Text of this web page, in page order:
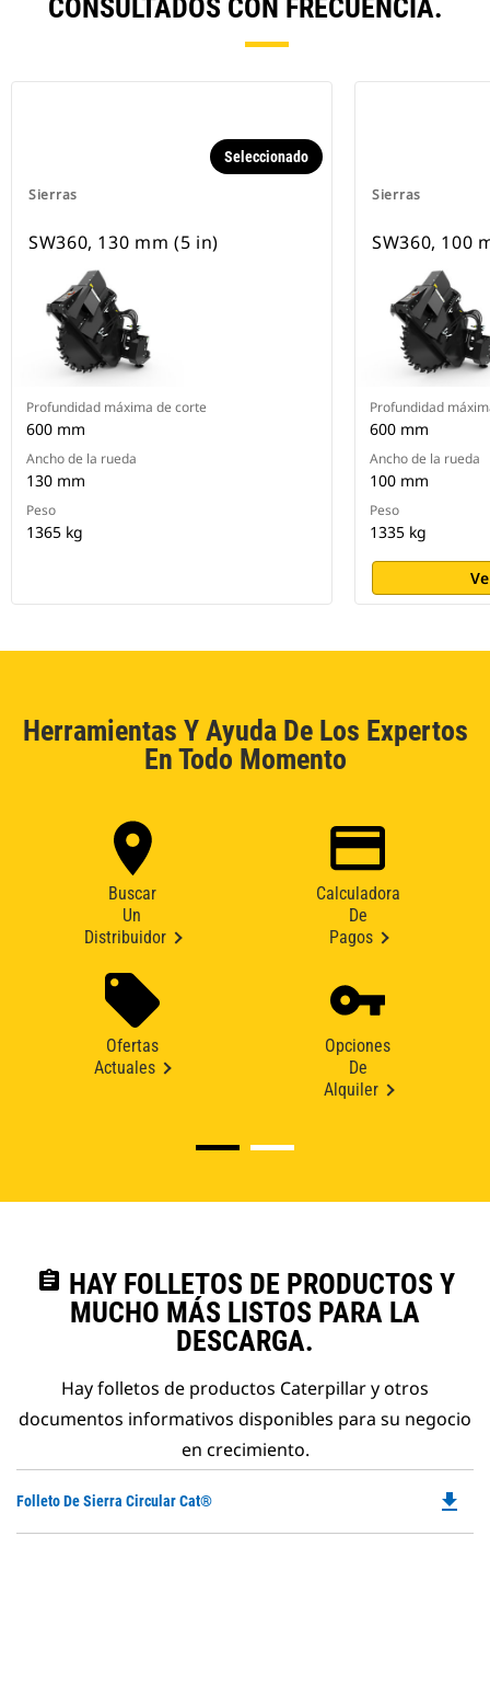
CONSULTADOS CON FRECUENCIA.
Sierras
Seleccionado
SW360, 130 mm (5 in)
Profundidad máxima de corte
600 mm
Ancho de la rueda
130 mm
Peso
1365 kg
Sierras
SW360, 100
Profundidad
600 mm
Ancho de la rueda
100 mm
Peso
1335 kg
Herramientas Y Ayuda De Los Expertos
En Todo Momento
Buscar
Un
Distribuidor
Calculadora
De
Pagos
Ofertas
Actuales
Opciones
De
Alquiler
assignment HAY FOLLETOS DE PRODUCTOS Y
MUCHO MÁS LISTOS PARA LA
DESCARGA.
Hay folletos de productos Caterpillar y otros
documentos informativos disponibles para su negocio
en crecimiento.
Folleto De Sierra Circular Cat® file_download